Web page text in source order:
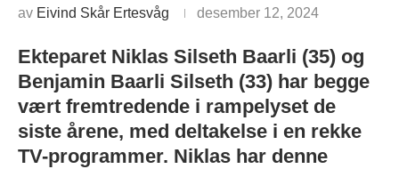
av Eivind Skår Ertesvåg desember 12, 2024
Ekteparet Niklas Silseth Baarli (35) og
Benjamin Baarli Silseth (33) har begge
vært fremtredende i rampelyset de
siste årene, med deltakelse i en rekke
TV-programmer. Niklas har denne